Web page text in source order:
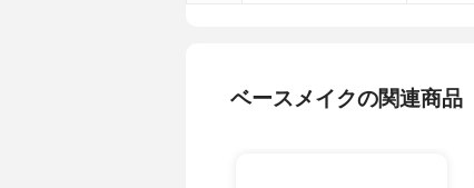
ベースメイクの関連商品